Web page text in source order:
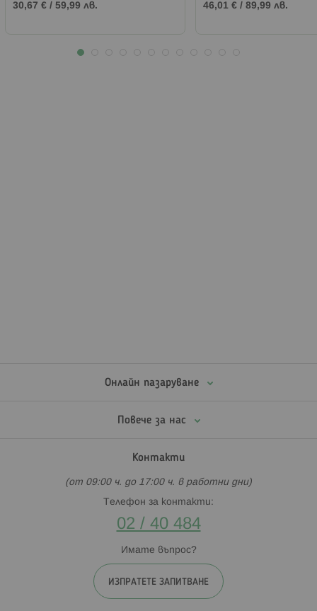
30,67 € / 59,99 лв.
46,01 € / 89,99 лв.
Онлайн пазаруване
Повече за нас
Контакти
(от 09:00 ч. до 17:00 ч. в работни дни)
Телефон за контакти:
02 / 40 484
Имате въпрос?
ИЗПРАТЕТЕ ЗАПИТВАНЕ